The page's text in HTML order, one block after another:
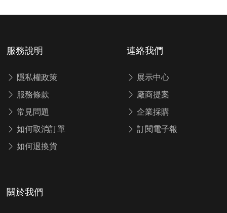
服務說明
隱私權政策
服務條款
常見問題
如何取消訂單
如何退換貨
連絡我們
展示中心
廠商提案
企業採購
訂閱電子報
關於我們